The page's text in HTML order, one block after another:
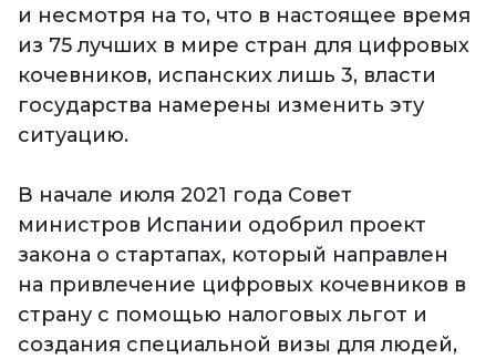
и несмотря на то, что в настоящее время
из 75 лучших в мире стран для цифровых
кочевников, испанских лишь 3, власти
государства намерены изменить эту
ситуацию.
В начале июля 2021 года Совет
министров Испании одобрил проект
закона о стартапах, который направлен
на привлечение цифровых кочевников в
страну с помощью налоговых льгот и
создания специальной визы для людей,